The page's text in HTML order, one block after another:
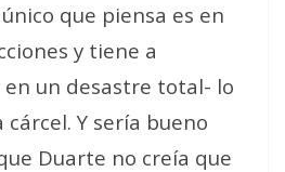
que piensa es en
y tiene a
en un desastre total- lo
Y sería bueno
Duarte no creía que